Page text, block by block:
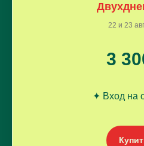
22 и 23
3
✦ Вход на